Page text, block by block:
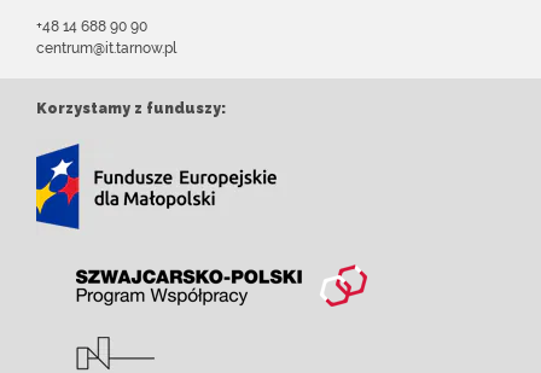
+48 14 688 90 90
centrum@it.tarnow.pl
Korzystamy z funduszy: